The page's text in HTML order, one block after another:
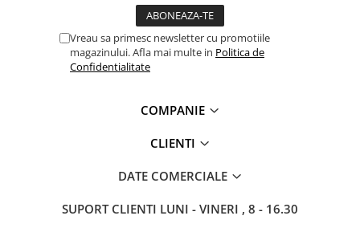
Vreau sa primesc newsletter cu promotiile
magazinului. Afla mai multe in Politica de
Confidentialitate
COMPANIE
CLIENTI
DATE COMERCIALE
SUPORT CLIENTI LUNI - VINERI , 8 - 16.30